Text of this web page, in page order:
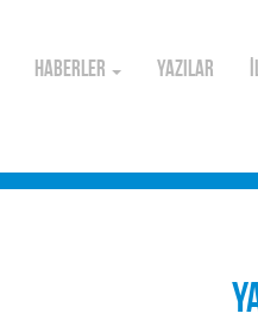
HABERLER YAZILAR